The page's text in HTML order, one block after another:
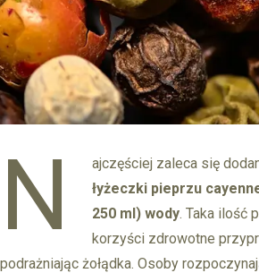
N ajczęściej zaleca się
łyżeczki pieprzu
250 ml) wody. Taka ilość
korzyści zdrowotne
podrażniając żołądka. Osoby